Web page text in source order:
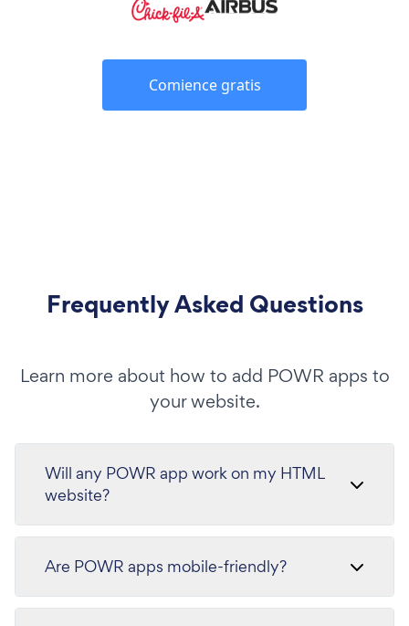
Comience gratis
Frequently Asked Questions
Learn more about how to add POWR apps to
your website.
Will any POWR app work on my HTML
website?
Are POWR apps mobile-friendly?